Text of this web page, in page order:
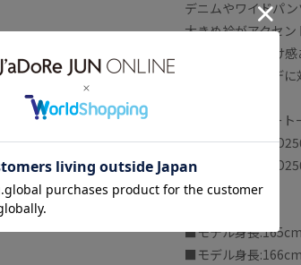
デニムやワイドパ
大きめ衿がアクセン
首元を開けた抜け
で、幅広いコーデ
■MANTECOコート
・商品番号：
・商品番号：
コート
■モデル身長:165cm
■モデル身長:166cm